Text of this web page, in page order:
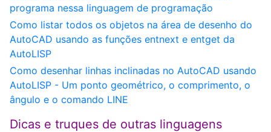
programa nessa linguagem de programação
Como listar todos os objetos na área de desenho do
AutoCAD usando as funções entnext e entget da
AutoLISP
Como desenhar linhas inclinadas no AutoCAD usando
AutoLISP - Um ponto geométrico, o comprimento, o
ângulo e o comando LINE
Dicas e truques de outras linguagens